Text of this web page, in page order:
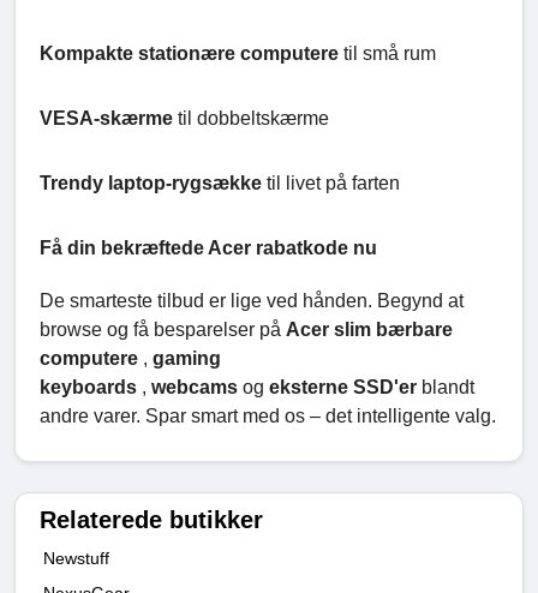
Kompakte stationære computere til små rum
VESA-skærme til dobbeltskærme
Trendy laptop-rygsække til livet på farten
Få din bekræftede Acer rabatkode nu
De smarteste tilbud er lige ved hånden. Begynd at
browse og få besparelser på Acer slim bærbare
computere , gaming
keyboards , webcams og eksterne SSD'er blandt
andre varer. Spar smart med os – det intelligente valg.
Relaterede butikker
Newstuff